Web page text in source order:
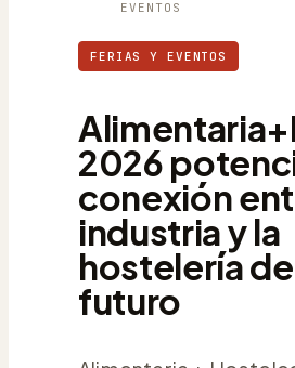
EVENTOS
FERIAS Y EVENTOS
2026
conexión
industria y la
hostelería
futuro